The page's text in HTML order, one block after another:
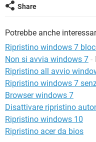
Share
Potrebbe anche
Ripristino windows 7
Non si avvia windows 7 -
Ripristino all avvio
Ripristino windows 7
Browser windows 7
Disattivare ripristino
Ripristino windows 10
Ripristino acer da bios